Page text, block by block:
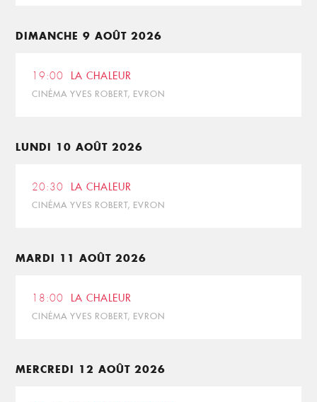
DIMANCHE 9 AOÛT 2026
19:00 LA CHALEUR
CINÉMA YVES ROBERT, EVRON
LUNDI 10 AOÛT 2026
20:30 LA CHALEUR
CINÉMA YVES ROBERT, EVRON
MARDI 11 AOÛT 2026
18:00 LA CHALEUR
CINÉMA YVES ROBERT, EVRON
MERCREDI 12 AOÛT 2026